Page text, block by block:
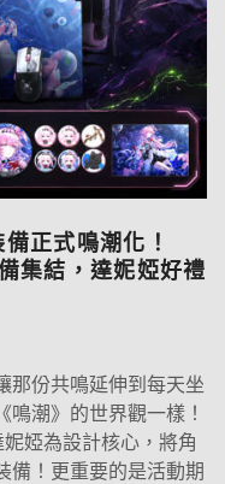
正式鳴潮化！
集結，達妮婭好禮
那份共鳴延伸到每天坐
潮》的世界觀一樣！
婭為設計核心，將角
備！更重要的是活動期